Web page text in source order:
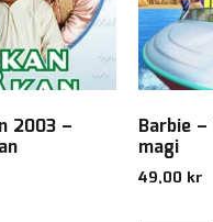
2003 – Barbie
magi
49,00 kr